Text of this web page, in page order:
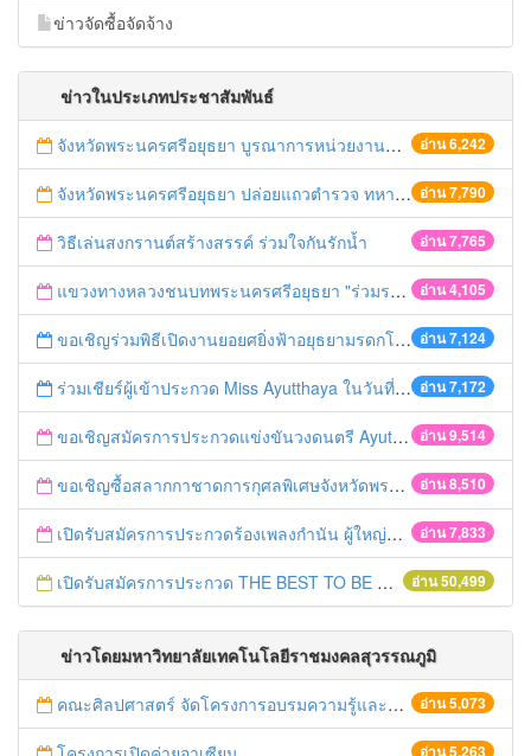
ข่าวจัดซื้อจัดจ้าง
ข่าวในประเภทประชาสัมพันธ์
อ่าน 6,242
จังหวัดพระนครศรีอยุธยา บูรณาการหน่วยงานที่เกี่ยวข้อง ลงพื้นที่จัดระเบียบและดำเนินมาตรการตามบทลงโทษสูงสุดกับผู้ประกอบการร้านค้าที่ยังฝ่าฝืนตั้งร้านค้ารุกล้ำเขตพื้นที่ทางหลวง เตรียมความปลอดภัยก่อนเทศกาลสงกรานต์
อ่าน 7,790
จังหวัดพระนครศรีอยุธยา ปล่อยแถวตำรวจ ทหาร ฝ่ายปกครอง กว่า 100 นาย ตรวจเข้มท่ารถสาธารณะ สถานีขนส่งรถโดยสาร วินรถตู้ และสถานีรถไฟ เตรียมรับมือเทศกาลสงกรานต์
อ่าน 7,765
วิธีเล่นสงกรานต์สร้างสรรค์ ร่วมใจกันรักน้ำ
อ่าน 4,105
แขวงทางหลวงชนบทพระนครศรีอยุธยา "ร่วมรณรงค์ ขับช้า เปิดไฟหน้า คาดเข็มขัด" เทศกาลสงกรานต์ ปี 2561
อ่าน 7,124
ขอเชิญร่วมพิธีเปิดงานยอยศยิ่งฟ้าอยุธยามรดกโลก
อ่าน 7,172
ร่วมเชียร์ผู้เข้าประกวด Miss Ayutthaya ในวันที่ 15 ธันวาคม 2560
อ่าน 9,514
ขอเชิญสมัครการประกวดแข่งขันวงดนตรี Ayutthaya battle of the bands
อ่าน 8,510
ขอเชิญซื้อสลากกาชาดการกุศลพิเศษจังหวัดพระนครศรีอยุธยา 2560
อ่าน 7,833
เปิดรับสมัครการประกวดร้องเพลงกำนัน ผู้ใหญ่บ้าน ฯลฯ
อ่าน 50,499
เปิดรับสมัครการประกวด THE BEST TO BE NUMBER ONE
ข่าวโดยมหาวิทยาลัยเทคโนโลยีราชมงคลสุวรรณภูมิ
อ่าน 5,073
คณะศิลปศาสตร์ จัดโครงการอบรมความรู้และทักษะภาษาบาฮาซาสำหรับนักศึกษา
อ่าน 5,263